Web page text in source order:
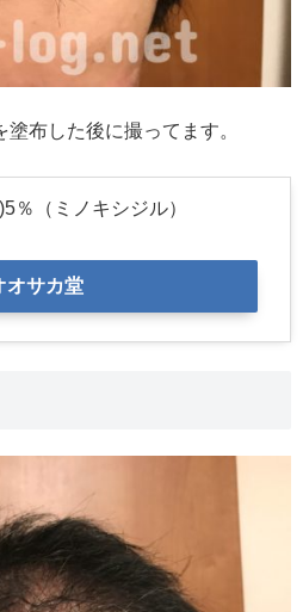
布した後に撮ってます。
％（ミノキシジル）
オサカ堂